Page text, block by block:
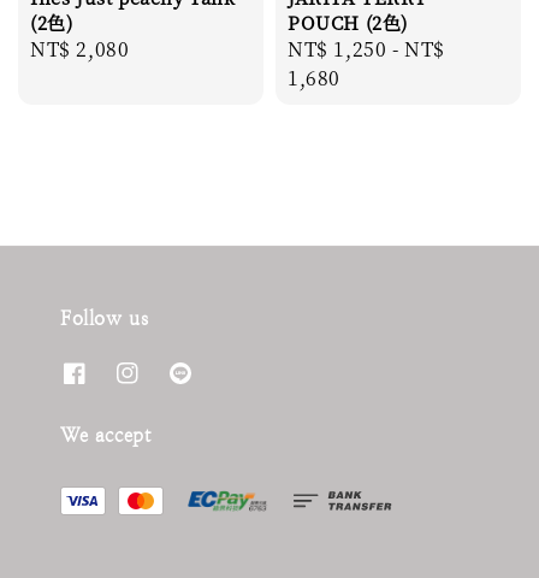
(2色)
Regular
NT$ 2,080
POUCH (2色)
Regular
price
NT$ 1,250 -NT$
1,680
Follow us
We accept